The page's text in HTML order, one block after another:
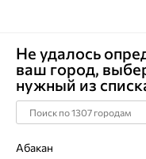
Главная Каталог
Браслет,
184-0801-011
Артикул:
Не удалось
ваш город,
нужный из
Абакан